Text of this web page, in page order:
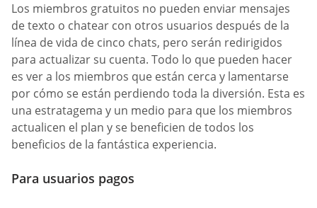
Los miembros gratuitos no pueden enviar mensajes
de texto o chatear con otros usuarios después de la
línea de vida de cinco chats, pero serán redirigidos
para actualizar su cuenta. Todo lo que pueden hacer
es ver a los miembros que están cerca y lamentarse
por cómo se están perdiendo toda la diversión. Esta es
una estratagema y un medio para que los miembros
actualicen el plan y se beneficien de todos los
beneficios de la fantástica experiencia.
Para usuarios pagos